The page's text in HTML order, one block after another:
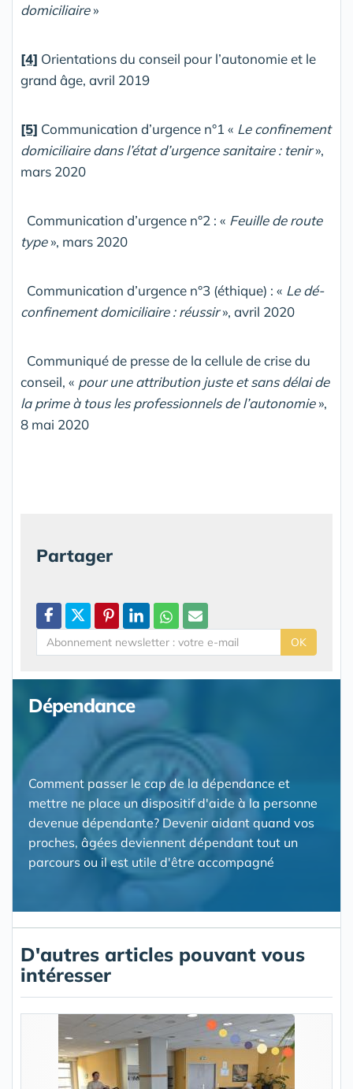
domiciliaire»
[4] Orientations du conseil pour l’autonomie et le
grand âge, avril 2019
[5] Communication d’urgence n°1 « Le confinement
domiciliaire dans l’état d’urgence sanitaire : tenir»,
mars 2020
Communication d’urgence n°2 : « Feuille de route
type», mars 2020
Communication d’urgence n°3 (éthique) : « Le dé-
confinement domiciliaire : réussir», avril 2020
Communiqué de presse de la cellule de crise du
conseil, « pour une attribution juste et sans délai de
la prime à tous les professionnels de l’autonomie»,
8 mai 2020
Partager
OK
Dépendance
Comment passer le cap de la dépendance et
mettre ne place un dispositif d'aide à la personne
devenue dépendante? Devenir aidant quand vos
proches, âgées deviennent dépendant tout un
parcours ou il est utile d'être accompagné
D'autres articles pouvant vous
intéresser